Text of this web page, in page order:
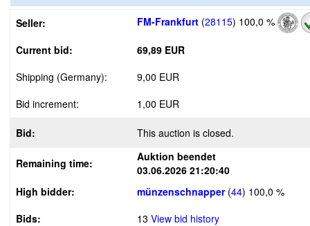
Seller: FM-Frankfurt (28115) 100,0 %
Current bid:
69,89 EUR
Shipping (Germany):
9,00 EUR
Bid increment:
1,00 EUR
Bid: This auction is closed.
Remaining time:
Auktion beendet
03.06.2026 21:20:40
High bidder:
münzenschnapper(44) 100,0 %
Bids:
13 View bid history